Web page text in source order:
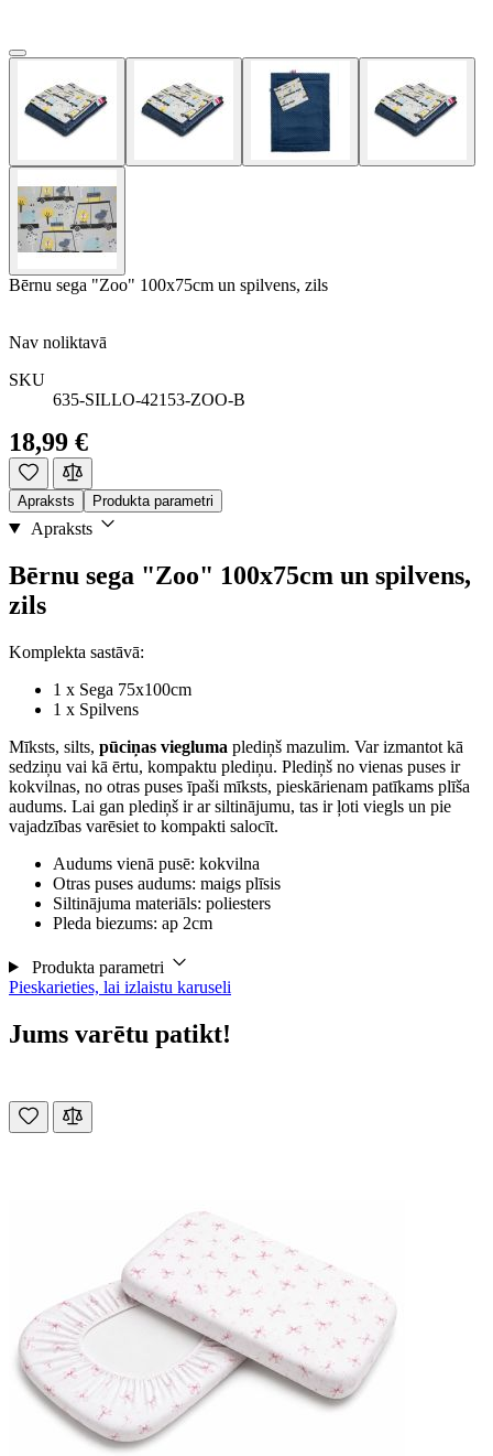
Bērnu sega "Zoo" 100x75cm un spilvens, zils
Nav noliktavā
SKU
635-SILLO-42153-ZOO-B
18,99 €
Apraksts Produkta parametri
Apraksts
Bērnu sega "Zoo" 100x75cm un spilvens,
zils
Komplekta sastāvā:
1 x Sega 75x100cm
1 x Spilvens
Mīksts, silts, pūciņas viegluma plediņš mazulim. Var izmantot kā
sedziņu vai kā ērtu, kompaktu plediņu. Plediņš no vienas puses ir
kokvilnas, no otras puses īpaši mīksts, pieskārienam patīkams plīša
audums. Lai gan plediņš ir ar siltinājumu, tas ir ļoti viegls un pie
vajadzības varēsiet to kompakti salocīt.
Audums vienā pusē: kokvilna
Otras puses audums: maigs plīsis
Siltinājuma materiāls: poliesters
Pleda biezums: ap 2cm
Produkta parametri
Pieskarieties, lai izlaistu karuseli
Jums varētu patikt!